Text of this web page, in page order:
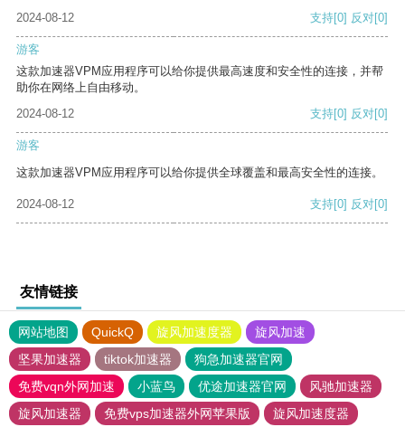
2024-08-12 支持[0] 反对[0]
游客
这款加速器VPM应用程序可以给你提供最高速度和安全性的连接，并帮
助你在网络上自由移动。
2024-08-12
支持[0] 反对[0]
游客
这款加速器VPM应用程序可以给你提供全球覆盖和最高安全性的连接。
2024-08-12 支持[0] 反对[0]
友情链接
网站地图 QuickQ 旋风加速度器
旋风加速
坚果加速器
tiktok加速器
狗急加速器官网
免费vqn外网加速
小蓝鸟 优途加速器官网
风驰加速器
旋风加速器
免费vps加速器外网苹果版
旋风加速度器